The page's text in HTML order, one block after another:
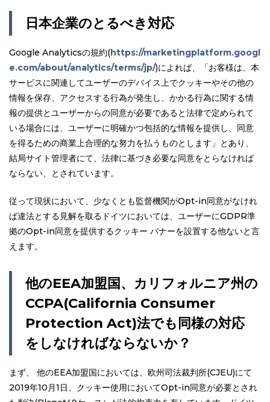
日本企業のとるべき対応
Google Analyticsの規約(https://marketingplatform.googl
e.com/about/analytics/terms/jp/)によれば、「お客様は、本
サービスに関連してユーザーのデバイス上でクッキーやその他の
情報を保存、アクセスする行為が発生し、かかる行為に関する情
報の提供とユーザーからの同意が必要であると法律で定められて
いる場合には、ユーザーに明確かつ包括的な情報を提供し、同意
を得るための商業上合理的な努力を払うものとします」とあり、
結局サイト管理者にて、法律に基づき必要な同意をとらなければ
ならない、とされています。
従って現状において、少なくとも監督機関がOpt-in同意がなけれ
ば違法とする見解を取るドイツにおいては、ユーザーにGDPR準
拠のOpt-in同意を提供するクッキー バナーを設置する他ないと言
えます。
他のEEA加盟国、カリフォルニア州の
CCPA(California Consumer
Protection Act)法でも同様の対応
をしなければならないか？
まず、 他のEEA加盟国においては、欧州司法裁判所(CJEU)にて
2019年10月1日、クッキー使用においてOpt-in同意が必要とされ